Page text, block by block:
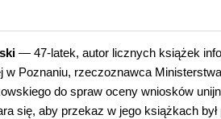
— 47-latek, autor licznych książek
w Poznaniu, rzeczoznawca
do spraw oceny wniosków
się, aby przekaz w jego książkach